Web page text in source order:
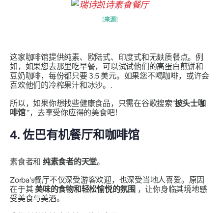
[来源]
这家咖啡馆提供纯素、欧陆式、印度式和无麸质餐点。例
如，如果您去那里吃早餐，可以试试他们的高蛋白煎饼和
豆奶咖啡，每份都只要 3.5 美元。如果您不喝咖啡，或许会
喜欢他们的冷榨果汁和冰沙。.
所以，如果你想找些健康食品，只需在谷歌搜索“披头士咖
啡馆”，去享受你应得的美食吧！
4. 佐巴有机餐厅和咖啡馆
素食者和 纯素食者的天堂。
Zorba's餐厅不仅深受游客欢迎，也深受当地人喜爱。原因
在于其 美味的食物和轻松愉悦的氛围 ，让你身临其境地感
受美食与美酒。